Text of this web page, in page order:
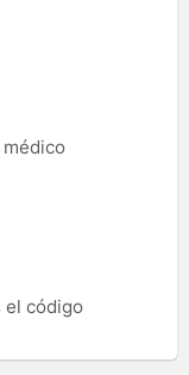
el código